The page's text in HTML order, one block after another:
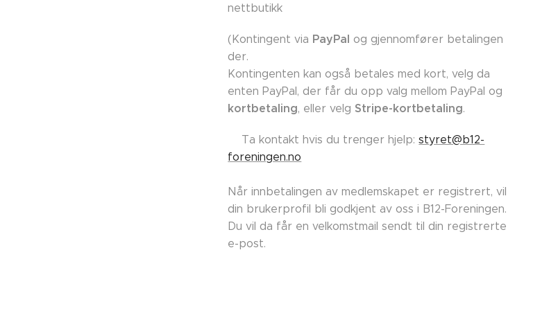
nettbutikk
(Kontingent via PayPal og gjennomfører betalingen
der.
Kontingenten kan også betales med kort, velg da
enten PayPal, der får du opp valg mellom PayPal og
kortbetaling, eller velg Stripe-kortbetaling.
👉🏼Ta kontakt hvis du trenger hjelp:styret@b12-
foreningen.no
Når innbetalingen av medlemskapet er registrert, vil
din brukerprofil bli godkjent av oss i B12-Foreningen.
Du vil da får en velkomstmail sendt til din registrerte
e-post.